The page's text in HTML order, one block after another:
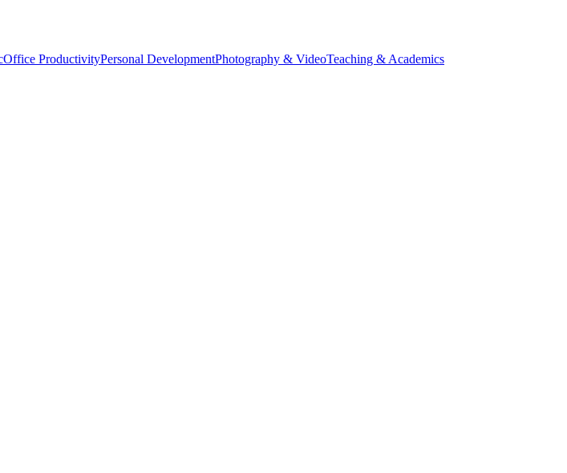
Office ProductivityPersonal DevelopmentPhotography & VideoTeaching & Academics